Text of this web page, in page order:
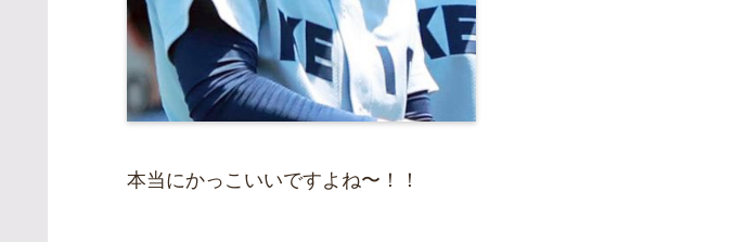
本当にかっこいいですよね〜！！